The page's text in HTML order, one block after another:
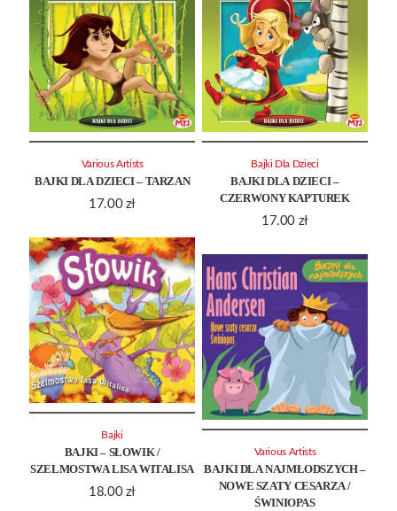
BAJKI DLA DZIECI – TARZAN
17.00 zł
Various Artists
BAJKI DLA DZIECI –
CZERWONY KAPTUREK
17.00 zł
Bajki Dla Dzieci
BAJKI – SŁOWIK /
SZELMOSTWA LISA WITALISA
18.00 zł
Bajki
BAJKI DLA NAJMŁODSZYCH –
NOWE SZATY CESARZA /
ŚWINIOPAS
Various Artists